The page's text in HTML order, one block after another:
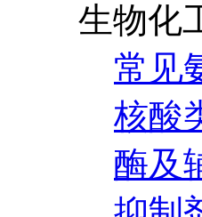
生物化
常见
核酸
酶及